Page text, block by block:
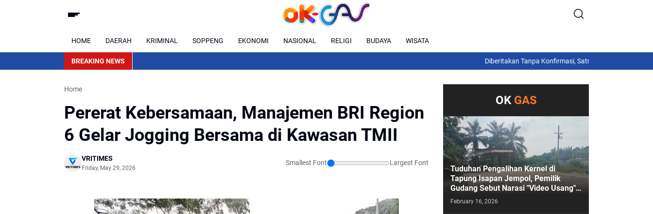
HOME DAERAH KRIMINAL SOPPENG EKONOMI NASIONAL RELIGI BUDAYA WISATA
BREAKING NEWS Diberitakan Tanpa Konfirmasi, Satresnarkoba Polres Cimahi
Home
Pererat Kebersamaan, Manajemen BRI Region
6 Gelar Jogging Bersama di Kawasan TMII
VRITIMES
Friday, May 29, 2026
Smallest Font Largest Font
OK GAS
Tuduhan Pengalihan Kernel di
Tapung Isapan Jempol, Pemilik
Gudang Sebut Narasi "Video Usang"
Sengaja Digoreng!
February 16, 2026